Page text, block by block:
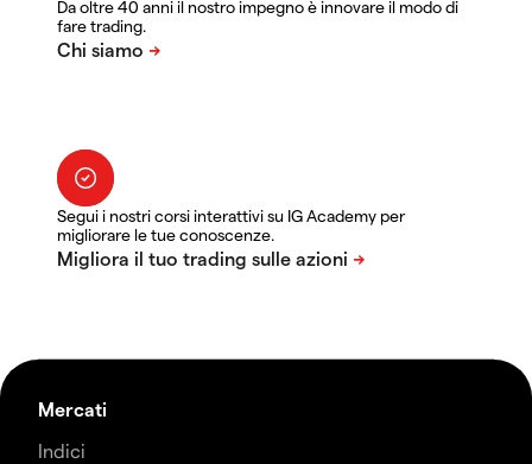
Da oltre 40 anni il nostro impegno è innovare il modo di
fare trading.
Segui i nostri corsi interattivi su IG Academy per
migliorare le tue conoscenze.
Mercati
Indici